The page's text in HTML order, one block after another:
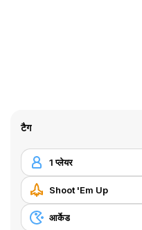
टैग
1 प्लेयर
Shoot 'Em Up
आर्केड